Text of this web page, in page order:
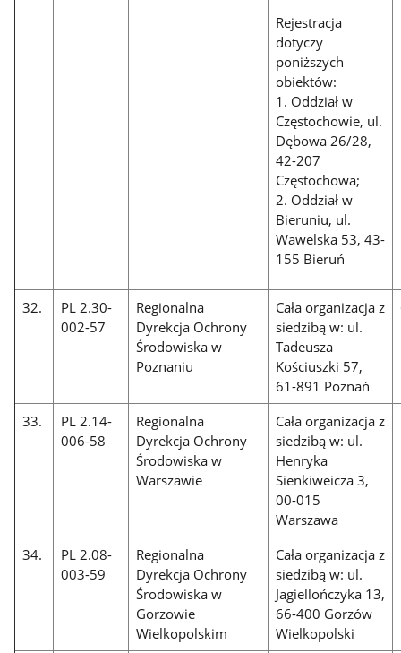
Rejestracja
dotyczy
poniższych
obiektów:
1. Oddział w
Częstochowie, ul.
Dębowa 26/28,
42-207
Częstochowa;
2. Oddział w
Bieruniu, ul.
Wawelska 53, 43-
155 Bieruń
32.
PL 2.30-
002-57
Regionalna
Dyrekcja Ochrony
Środowiska w
Poznaniu
Cała organizacja z
siedzibą w: ul.
Tadeusza
Kościuszki 57,
61-891 Poznań
33.
PL 2.14-
006-58
Regionalna
Dyrekcja Ochrony
Środowiska w
Warszawie
Cała organizacja z
siedzibą w: ul.
Henryka
Sienkiweicza 3,
00-015
Warszawa
34.
PL 2.08-
003-59
Regionalna
Dyrekcja Ochrony
Środowiska w
Gorzowie
Wielkopolskim
Cała organizacja z
siedzibą w: ul.
Jagiellończyka 13,
66-400 Gorzów
Wielkopolski